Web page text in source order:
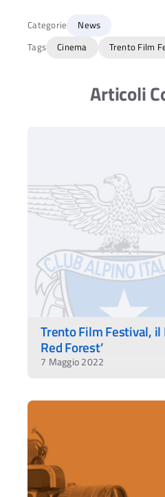
Categorie
News
Tags
Cinema Trento Film
Articoli
Trento Film Festival, il
Red Forest’
7 Maggio 2022